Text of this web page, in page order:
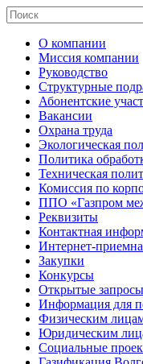
О компании
Миссия компании
Руководство
Структурные
Абонентские
Вакансии
Охрана труда
Экологическая
Политика
Техническая
Комиссия по
ППО «Газпром
Реквизиты
Контактная
Интернет-
Закупки
Конкурсы
Открытые
Информация для
Физическим
Юридическим
Социальные